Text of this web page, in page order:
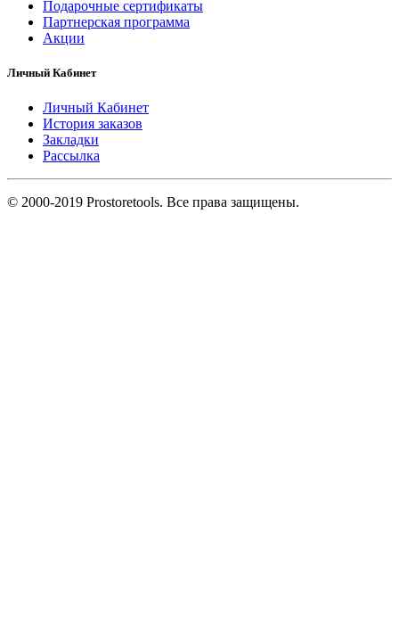
Подарочные сертификаты
Партнерская программа
Акции
Личный Кабинет
Личный Кабинет
История заказов
Закладки
Рассылка
© 2000-2019 Prostoretools. Все права защищены.